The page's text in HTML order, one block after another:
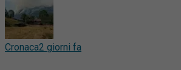
Cronaca2 giorni fa